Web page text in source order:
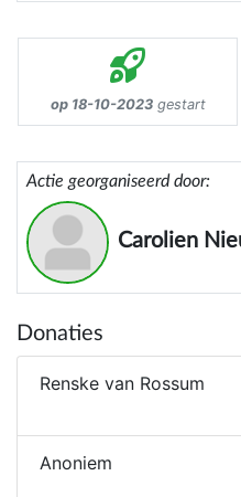
op 18-10-2023gestart
Actie georganiseerd door:
Carolien
Donaties
Renske van Rossum
Anoniem